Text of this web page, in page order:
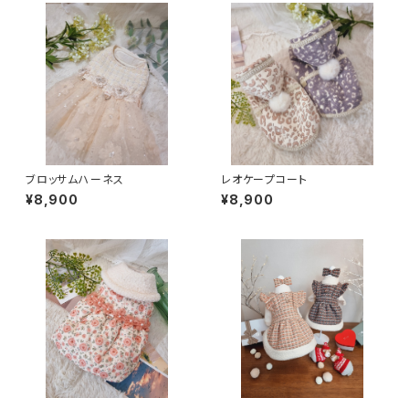
ブロッサムハーネス
¥8,900
レオケープコート
¥8,900